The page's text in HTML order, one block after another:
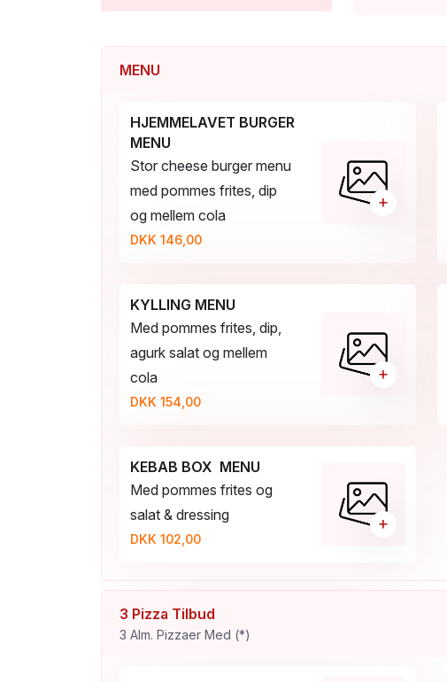
MENU
HJEMMELAVET BURGER
MENU
Stor cheese burger menu
med pommes frites, dip
og mellem cola
DKK 146,00
+
KYLLING MENU
Med pommes frites, dip,
agurk salat og mellem
cola
DKK 154,00
+
KEBAB BOX MENU
Med pommes frites og
salat & dressing
DKK 102,00
+
3 Pizza Tilbud
3 Alm. Pizzaer Med (*)